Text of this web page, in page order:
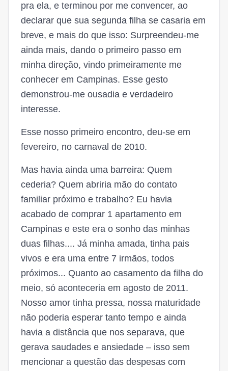
pra ela, e terminou por me convencer, ao
declarar que sua segunda filha se casaria em
breve, e mais do que isso: Surpreendeu-me
ainda mais, dando o primeiro passo em
minha direção, vindo primeiramente me
conhecer em Campinas. Esse gesto
demonstrou-me ousadia e verdadeiro
interesse.
Esse nosso primeiro encontro, deu-se em
fevereiro, no carnaval de 2010.
Mas havia ainda uma barreira: Quem
cederia? Quem abriria mão do contato
familiar próximo e trabalho? Eu havia
acabado de comprar 1 apartamento em
Campinas e este era o sonho das minhas
duas filhas.... Já minha amada, tinha pais
vivos e era uma entre 7 irmãos, todos
próximos... Quanto ao casamento da filha do
meio, só aconteceria em agosto de 2011.
Nosso amor tinha pressa, nossa maturidade
não poderia esperar tanto tempo e ainda
havia a distância que nos separava, que
gerava saudades e ansiedade – isso sem
mencionar a questão das despesas com